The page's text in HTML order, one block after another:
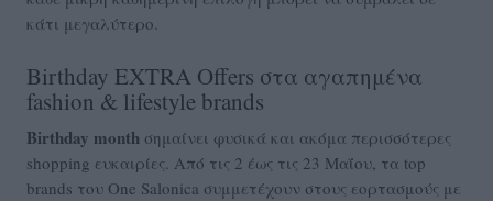
κάτι μεγαλύτερο.
Birthday EXTRA Offers στα αγαπημένα
fashion & lifestyle brands
Birthday month σημαίνει φυσικά και ακόμα περισσότερες
shopping ευκαιρίες. Από τις 2 έως τις 23 Μαΐου, τα top
brands του One Salonica συμμετέχουν στους εορτασμούς με